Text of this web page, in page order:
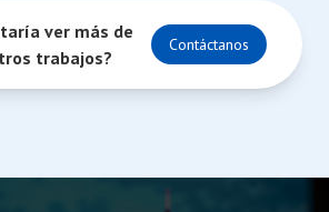
ver más de
trabajos?
Contáctanos